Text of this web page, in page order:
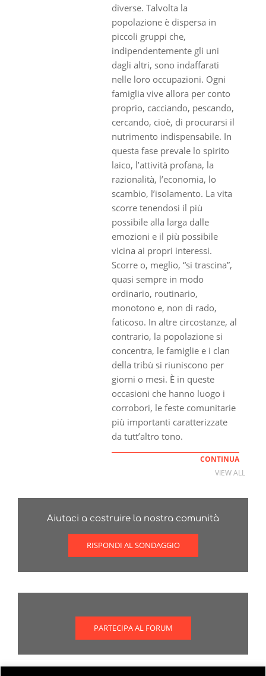
diverse. Talvolta la
popolazione è dispersa in
piccoli gruppi che,
indipendentemente gli uni
dagli altri, sono indaffarati
nelle loro occupazioni. Ogni
famiglia vive allora per conto
proprio, cacciando, pescando,
cercando, cioè, di procurarsi il
nutrimento indispensabile. In
questa fase prevale lo spirito
laico, l’attività profana, la
razionalità, l’economia, lo
scambio, l’isolamento. La vita
scorre tenendosi il più
possibile alla larga dalle
emozioni e il più possibile
vicina ai propri interessi.
Scorre o, meglio, “si trascina”,
quasi sempre in modo
ordinario, routinario,
monotono e, non di rado,
faticoso. In altre circostanze, al
contrario, la popolazione si
concentra, le famiglie e i clan
della tribù si riuniscono per
giorni o mesi. È in queste
occasioni che hanno luogo i
corrobori, le feste comunitarie
più importanti caratterizzate
da tutt’altro tono.
CONTINUA
VIEW ALL
Aiutaci a costruire la nostra comunità
RISPONDI AL SONDAGGIO
PARTECIPA AL FORUM